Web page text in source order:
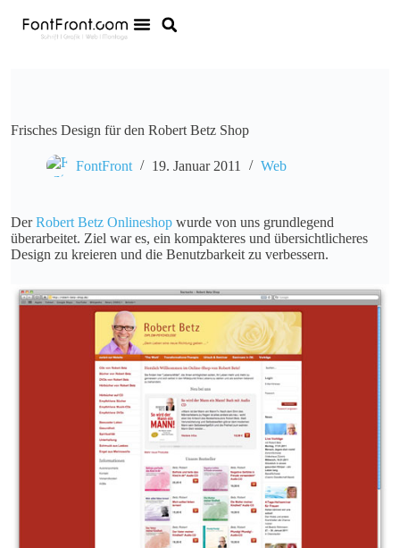
Frisches Design für den Robert Betz Shop
FontFront 19. Januar 2011 Web
DerRobert Betz Onlineshop wurde von uns grundlegend
überarbeitet. Ziel war es, ein kompakteres und übersichtlicheres
Design zu kreieren und die Benutzbarkeit zu verbessern.